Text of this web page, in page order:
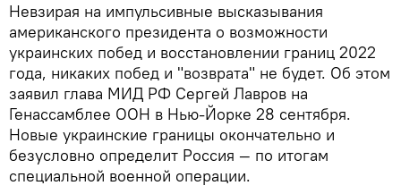
Невзирая на импульсивные высказывания
американского президента о возможности
украинских побед и восстановлении границ 2022
года, никаких побед и "возврата" не будет. Об этом
заявил глава МИД РФ Сергей Лавров на
Генассамблее ООН в Нью-Йорке 28 сентября.
Новые украинские границы окончательно и
безусловно определит Россия — по итогам
специальной военной операции.